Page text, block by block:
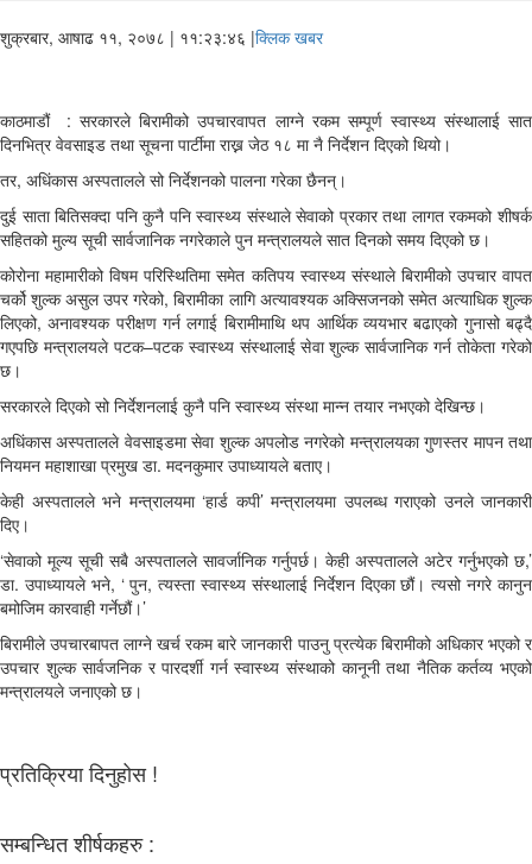
शुक्रबार, आषाढ ११, २०७८ | ११:२३:४६ |क्लिक खबर
काठमाडौं : सरकारले बिरामीको उपचारवापत लाग्ने रकम सम्पूर्ण स्वास्थ्य संस्थालाई सात
दिनभित्र वेवसाइड तथा सूचना पार्टीमा राख्न जेठ १८ मा नै निर्देशन दिएको थियो।
तर, अधिंकास अस्पतालले सो निर्देशनको पालना गरेका छैनन्।
दुई साता बितिसक्दा पनि कुनै पनि स्वास्थ्य संस्थाले सेवाको प्रकार तथा लागत रकमको शीषर्क
सहितको मुल्य सूची सार्वजानिक नगरेकाले पुन मन्त्रालयले सात दिनको समय दिएको छ।
कोरोना महामारीको विषम परिस्थितिमा समेत कतिपय स्वास्थ्य संस्थाले बिरामीको उपचार वापत
चर्को शुल्क असुल उपर गरेको, बिरामीका लागि अत्यावश्यक अक्सिजनको समेत अत्याधिक शुल्क
लिएको, अनावश्यक परीक्षण गर्न लगाई बिरामीमाथि थप आर्थिक व्ययभार बढाएको गुनासो बढ्दै
गएपछि मन्त्रालयले पटक–पटक स्वास्थ्य संस्थालाई सेवा शुल्क सार्वजानिक गर्न तोकेता गरेको
छ।
सरकारले दिएको सो निर्देशनलाई कुनै पनि स्वास्थ्य संस्था मान्न तयार नभएको देखिन्छ।
अधिंकास अस्पतालले वेवसाइडमा सेवा शुल्क अपलोड नगरेको मन्त्रालयका गुणस्तर मापन तथा
नियमन महाशाखा प्रमुख डा. मदनकुमार उपाध्यायले बताए।
केही अस्पतालले भने मन्त्रालयमा ‘हार्ड कपी’ मन्त्रालयमा उपलब्ध गराएको उनले जानकारी
दिए।
‘सेवाको मूल्य सूची सबै अस्पतालले सावर्जानिक गर्नुपर्छ। केही अस्पतालले अटेर गर्नुभएको छ,’
डा. उपाध्यायले भने, ‘ पुन, त्यस्ता स्वास्थ्य संस्थालाई निर्देशन दिएका छौं। त्यसो नगरे कानुन
बमोजिम कारवाही गर्नेछौं।’
बिरामीले उपचारबापत लाग्ने खर्च रकम बारे जानकारी पाउनु प्रत्येक बिरामीको अधिकार भएको र
उपचार शुल्क सार्वजनिक र पारदर्शी गर्न स्वास्थ्य संस्थाको कानूनी तथा नैतिक कर्तव्य भएको
मन्त्रालयले जनाएको छ।
प्रतिक्रिया दिनुहोस !
सम्बन्धित शीर्षकहरु :